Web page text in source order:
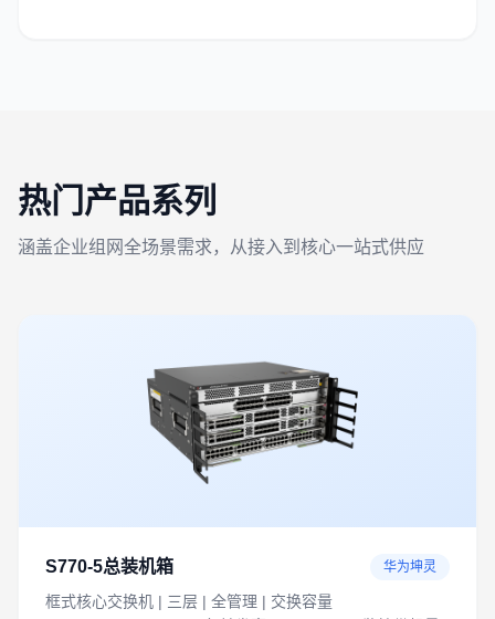
热门产品系列
涵盖企业组网全场景需求，从接入到核心一站式供应
S770-5总装机箱 华为坤灵
框式核心交换机 | 三层 | 全管理 | 交换容量